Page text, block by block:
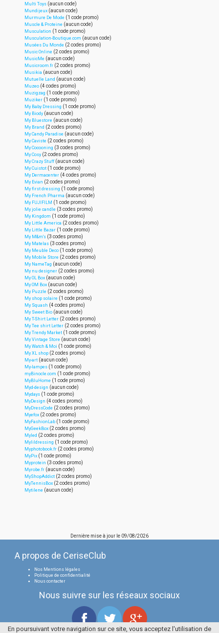
Multi Toys (aucun code)
Mundijeux (aucun code)
Murmure De Mode (1 code promo)
Muscle & Proteine (aucun code)
Musculation (1 code promo)
Musculation-Boutique.com (aucun code)
Musées Du Monde (2 codes promo)
Music Online (2 codes promo)
MusicMe (aucun code)
Musicroom.fr (2 codes promo)
Musikia (aucun code)
Mutuelle Land (aucun code)
Muzeo (4 codes promo)
Muzigzag (1 code promo)
Muziker (1 code promo)
My Baby Dressing (1 code promo)
My Biody (aucun code)
My Bluestore (aucun code)
My Brand (2 codes promo)
My Candy Paradise (aucun code)
My Caviste (2 codes promo)
My Cocooning (3 codes promo)
My Cosy (2 codes promo)
My Crazy Stuff (aucun code)
My Cuistot (1 code promo)
My Dermacenter (4 codes promo)
My Evian (2 codes promo)
My first dressing (1 code promo)
My French Pharma (aucun code)
My FUJIFILM (1 code promo)
My jolie candle (3 codes promo)
My Kingdom (1 code promo)
My Little America (2 codes promo)
My Little Bazar (1 code promo)
My M&m's (3 codes promo)
My Matelas (3 codes promo)
My Meuble Deco (1 code promo)
My Mobile Store (2 codes promo)
My NameTag (aucun code)
My nu designer (2 codes promo)
My OL Box (aucun code)
My OM Box (aucun code)
My Puzzle (2 codes promo)
My shop solaire (1 code promo)
My Squash (4 codes promo)
My Sweet Bio (aucun code)
My T-Shirt Letter (2 codes promo)
My Tee shirt Letter (2 codes promo)
My Trendy Market (1 code promo)
My Vintage Store (aucun code)
My Watch & Moi (1 code promo)
My XL shop (2 codes promo)
My-art (aucun code)
My-lampes (1 code promo)
myBinocle.com (1 code promo)
MyBluHome (1 code promo)
Myd-design (aucun code)
Mydays (1 code promo)
MyDesign (4 codes promo)
MyDressCode (2 codes promo)
Myefox (2 codes promo)
MyFashionLab (1 code promo)
MyGeekBox (2 codes promo)
Myled (2 codes promo)
Mylildressing (1 code promo)
Myphotobook.fr (2 codes promo)
MyPix (1 code promo)
Myprotein (3 codes promo)
Myrobe.fr (aucun code)
MyShopAddict (2 codes promo)
MyTennisBox (2 codes promo)
Mytilene (aucun code)
Dernière mise à jour le 09/08/2026
A propos de CeriseClub
Nos Mentions légales
Politique de confidentialité
Nous contacter
Nous suivre sur les réseaux sociaux
En poursuivant votre navigation sur ce site, vous acceptez l'utilisation de